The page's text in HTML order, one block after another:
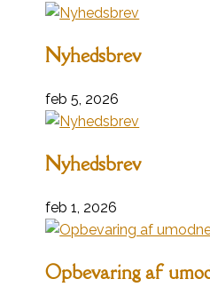
Nyhedsbrev
feb 5, 2026
Nyhedsbrev
feb 1, 2026
Opbevaring af